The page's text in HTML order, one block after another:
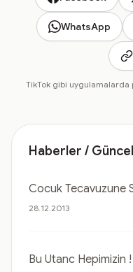
WhatsApp
TikTok gibi uygulamalarda
Haberler /
Cocuk Tecavuzune
28.12.2013
Bu Utanc Hepimizin !